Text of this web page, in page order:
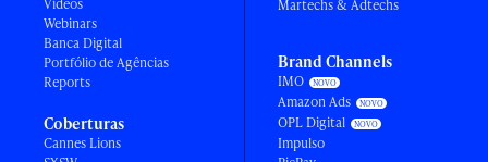
Vídeos
Webinars
Banca Digital
Portfólio de Agências
Reports
Coberturas
Cannes Lions
Martechs & Adtechs
Brand Channels
IMO
Amazon Ads
OPL Digital
Impulso